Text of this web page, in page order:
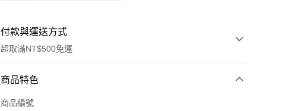
付款與運送方式
超取滿NT$500免運
付款方式
信用卡一次付款
商品特色
商品編號